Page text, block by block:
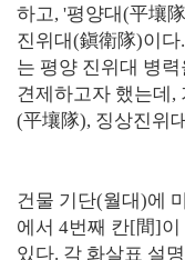
하고, '평양대(平壤
진위대(鎭衛隊)이다
는 평양 진위대 병
견제하고자 했는데,
(平壤隊), 징상진위
건물 기단(월대)에
에서 4번째 칸[間]
있다. 각 화살표 설